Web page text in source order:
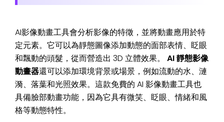
AI影像動畫工具會分析影像的特徵，並將動畫應用於特
定元素。它可以為靜態圖像添加動態的面部表情、眨眼
和飄動的頭髮，從而營造出 3D 立體效果。 AI 靜態影像
動畫器還可以添加環境背景或場景，例如流動的水、漣
漪、落葉和光照效果。這款免費的 AI 影像動畫工具也
具備臉部動畫功能，因為它具有微笑、眨眼、情緒和風
格等動態特性。